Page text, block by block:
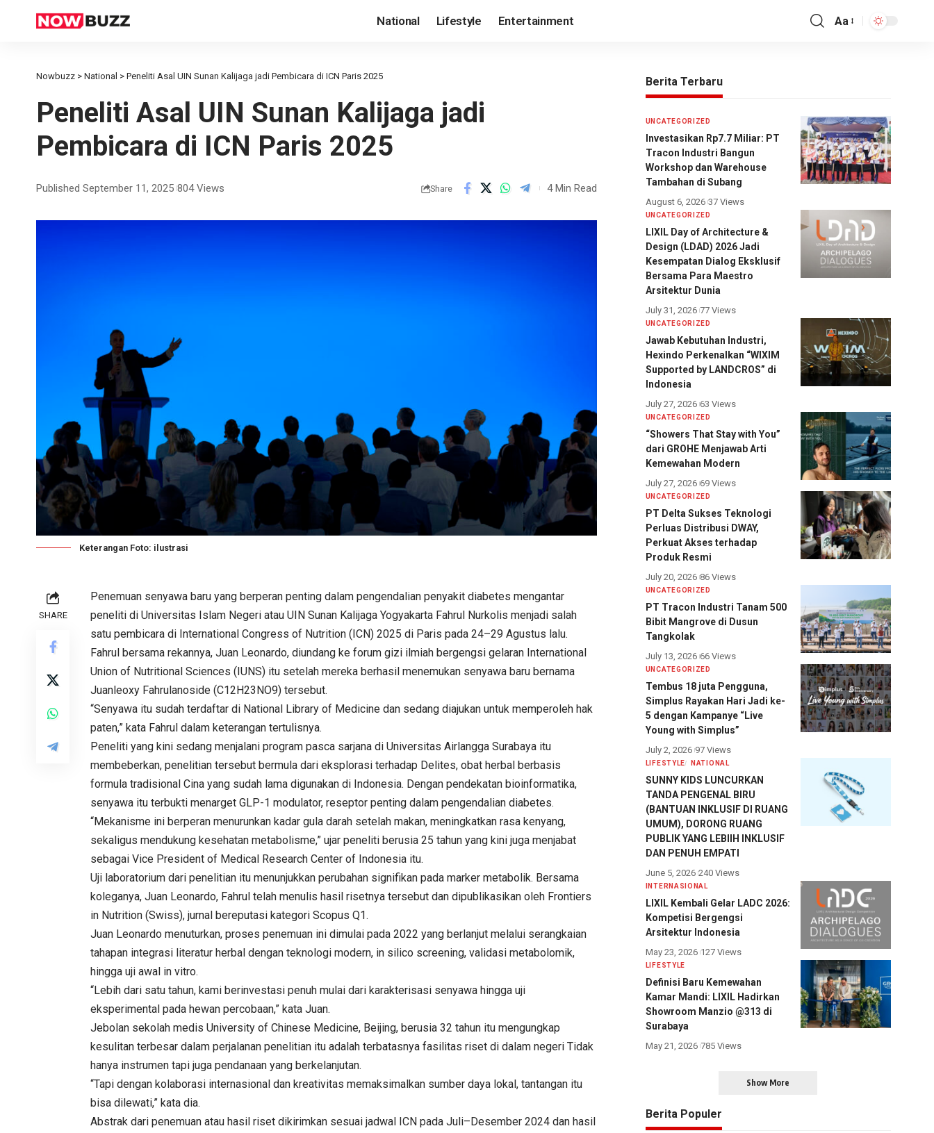
National Lifestyle Entertainment Aa
Nowbuzz > National > Peneliti Asal UIN Sunan Kalijaga jadi Pembicara di ICN Paris 2025
Peneliti Asal UIN Sunan Kalijaga jadi
Pembicara di ICN Paris 2025
Published September 11, 2025 804 Views Share 4 Min Read
Keterangan Foto: ilustrasi
SHARE
Penemuan senyawa baru yang berperan penting dalam pengendalian penyakit diabetes mengantar
peneliti di Universitas Islam Negeri atau UIN Sunan Kalijaga Yogyakarta Fahrul Nurkolis menjadi salah
satu pembicara di International Congress of Nutrition (ICN) 2025 di Paris pada 24–29 Agustus lalu.
Fahrul bersama rekannya, Juan Leonardo, diundang ke forum gizi ilmiah bergengsi gelaran International
Union of Nutritional Sciences (IUNS) itu setelah mereka berhasil menemukan senyawa baru bernama
Juanleoxy Fahrulanoside (C12H23NO9) tersebut.
“Senyawa itu sudah terdaftar di National Library of Medicine dan sedang diajukan untuk memperoleh hak
paten,” kata Fahrul dalam keterangan tertulisnya.
Peneliti yang kini sedang menjalani program pasca sarjana di Universitas Airlangga Surabaya itu
membeberkan, penelitian tersebut bermula dari eksplorasi terhadap Delites, obat herbal berbasis
formula tradisional Cina yang sudah lama digunakan di Indonesia. Dengan pendekatan bioinformatika,
senyawa itu terbukti menarget GLP-1 modulator, reseptor penting dalam pengendalian diabetes.
“Mekanisme ini berperan menurunkan kadar gula darah setelah makan, meningkatkan rasa kenyang,
sekaligus mendukung kesehatan metabolisme,” ujar peneliti berusia 25 tahun yang kini juga menjabat
sebagai Vice President of Medical Research Center of Indonesia itu.
Uji laboratorium dari penelitian itu menunjukkan perubahan signifikan pada marker metabolik. Bersama
koleganya, Juan Leonardo, Fahrul telah menulis hasil risetnya tersebut dan dipublikasikan oleh Frontiers
in Nutrition (Swiss), jurnal bereputasi kategori Scopus Q1.
Juan Leonardo menuturkan, proses penemuan ini dimulai pada 2022 yang berlanjut melalui serangkaian
tahapan integrasi literatur herbal dengan teknologi modern, in silico screening, validasi metabolomik,
hingga uji awal in vitro.
“Lebih dari satu tahun, kami berinvestasi penuh mulai dari karakterisasi senyawa hingga uji
eksperimental pada hewan percobaan,” kata Juan.
Jebolan sekolah medis University of Chinese Medicine, Beijing, berusia 32 tahun itu mengungkap
kesulitan terbesar dalam perjalanan penelitian itu adalah terbatasnya fasilitas riset di dalam negeri Tidak
hanya instrumen tapi juga pendanaan yang berkelanjutan.
“Tapi dengan kolaborasi internasional dan kreativitas memaksimalkan sumber daya lokal, tantangan itu
bisa dilewati,” kata dia.
Abstrak dari penemuan atau hasil riset dikirimkan sesuai jadwal ICN pada Juli–Desember 2024 dan hasil
Berita Terbaru
UNCATEGORIZED
Investasikan Rp7.7 Miliar: PT
Tracon Industri Bangun
Workshop dan Warehouse
Tambahan di Subang
August 6, 2026 37 Views
UNCATEGORIZED
LIXIL Day of Architecture &
Design (LDAD) 2026 Jadi
Kesempatan Dialog Eksklusif
Bersama Para Maestro
Arsitektur Dunia
July 31, 2026 77 Views
UNCATEGORIZED
Jawab Kebutuhan Industri,
Hexindo Perkenalkan “WIXIM
Supported by LANDCROS” di
Indonesia
July 27, 2026 63 Views
UNCATEGORIZED
“Showers That Stay with You”
dari GROHE Menjawab Arti
Kemewahan Modern
July 27, 2026 69 Views
UNCATEGORIZED
PT Delta Sukses Teknologi
Perluas Distribusi DWAY,
Perkuat Akses terhadap
Produk Resmi
July 20, 2026 86 Views
UNCATEGORIZED
PT Tracon Industri Tanam 500
Bibit Mangrove di Dusun
Tangkolak
July 13, 2026 66 Views
UNCATEGORIZED
Tembus 18 juta Pengguna,
Simplus Rayakan Hari Jadi ke-
5 dengan Kampanye “Live
Young with Simplus”
July 2, 2026 97 Views
LIFESTYLE NATIONAL
SUNNY KIDS LUNCURKAN
TANDA PENGENAL BIRU
(BANTUAN INKLUSIF DI RUANG
UMUM), DORONG RUANG
PUBLIK YANG LEBIIH INKLUSIF
DAN PENUH EMPATI
June 5, 2026 240 Views
INTERNASIONAL
LIXIL Kembali Gelar LADC 2026:
Kompetisi Bergengsi
Arsitektur Indonesia
May 23, 2026 127 Views
LIFESTYLE
Definisi Baru Kemewahan
Kamar Mandi: LIXIL Hadirkan
Showroom Manzio @313 di
Surabaya
May 21, 2026 785 Views
Show More
Berita Populer